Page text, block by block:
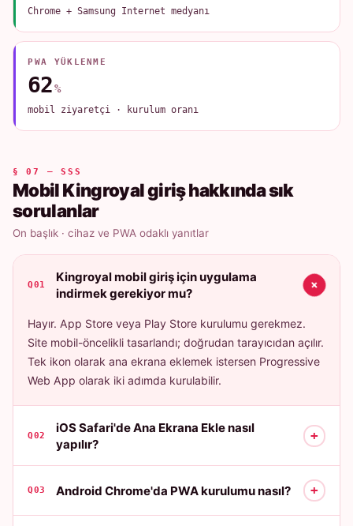
Chrome + Samsung Internet medyanı
PWA YÜKLENME
62%
mobil ziyaretçi · kurulum oranı
§ 07 — SSS
Mobil Kingroyal giriş hakkında sık
sorulanlar
On başlık · cihaz ve PWA odaklı yanıtlar
Q01
Kingroyal mobil giriş için uygulama
indirmek gerekiyor mu?
+
Hayır. App Store veya Play Store kurulumu gerekmez.
Site mobil-öncelikli tasarlandı; doğrudan tarayıcıdan açılır.
Tek ikon olarak ana ekrana eklemek istersen Progressive
Web App olarak iki adımda kurulabilir.
Q02
iOS Safari'de Ana Ekrana Ekle nasıl
yapılır?
+
Q03 Android Chrome'da PWA kurulumu nasıl? +